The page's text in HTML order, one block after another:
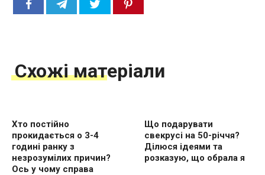
Схожі матеріали
Хто постійно
прокидається о 3-4
годині ранку з
незрозумілих причин?
Ось у чому справа
Що подарувати
свекрусі на 50-річчя?
Ділюся ідеями та
розказую, що обрала я